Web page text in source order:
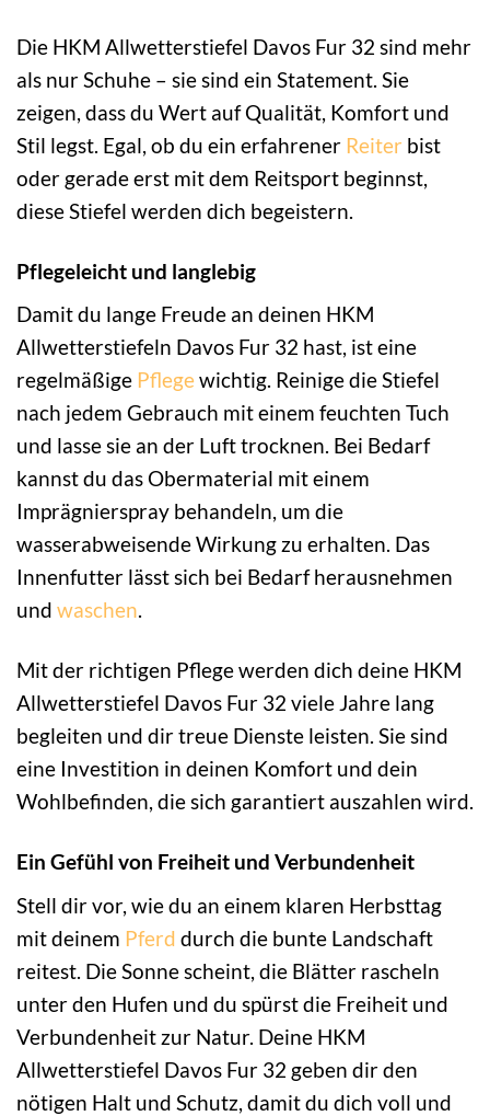
Die HKM Allwetterstiefel Davos Fur 32 sind mehr
als nur Schuhe – sie sind ein Statement. Sie
zeigen, dass du Wert auf Qualität, Komfort und
Stil legst. Egal, ob du ein erfahrener Reiter bist
oder gerade erst mit dem Reitsport beginnst,
diese Stiefel werden dich begeistern.
Pflegeleicht und langlebig
Damit du lange Freude an deinen HKM
Allwetterstiefeln Davos Fur 32 hast, ist eine
regelmäßige Pflegewichtig. Reinige die Stiefel
nach jedem Gebrauch mit einem feuchten Tuch
und lasse sie an der Luft trocknen. Bei Bedarf
kannst du das Obermaterial mit einem
Imprägnierspray behandeln, um die
wasserabweisende Wirkung zu erhalten. Das
Innenfutter lässt sich bei Bedarf herausnehmen
und waschen.
Mit der richtigen Pflege werden dich deine HKM
Allwetterstiefel Davos Fur 32 viele Jahre lang
begleiten und dir treue Dienste leisten. Sie sind
eine Investition in deinen Komfort und dein
Wohlbefinden, die sich garantiert auszahlen wird.
Ein Gefühl von Freiheit und Verbundenheit
Stell dir vor, wie du an einem klaren Herbsttag
mit deinem Pferd durch die bunte Landschaft
reitest. Die Sonne scheint, die Blätter rascheln
unter den Hufen und du spürst die Freiheit und
Verbundenheit zur Natur. Deine HKM
Allwetterstiefel Davos Fur 32 geben dir den
nötigen Halt und Schutz, damit du dich voll und